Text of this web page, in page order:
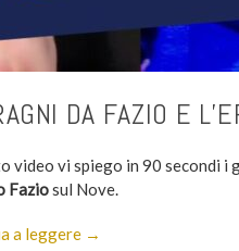
DA FAZIO E
video vi spiego in 90 secondi i
Faziosul Nove.
a leggere →